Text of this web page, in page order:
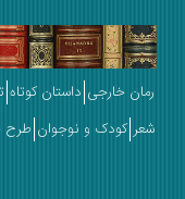
خارجی داستان کوتاه تاریخ
کودک و نوجوان طرح جلد